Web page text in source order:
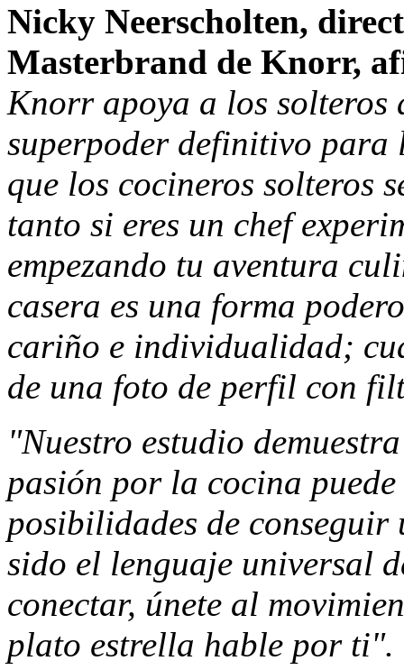
Nicky Neerscholten,
Masterbrand de Knorr,
Knorr apoya a los solteros
superpoder definitivo para
que los cocineros solteros
tanto si eres un chef
empezando tu aventura
casera es una forma
cariño e individualidad;
de una foto de perfil con
"Nuestro estudio
pasión por la cocina
posibilidades de
sido el lenguaje universal
conectar, únete al
plato estrella hable por ti".